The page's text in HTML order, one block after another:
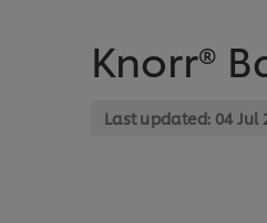
Knorr®
Last updated: 04 Jul